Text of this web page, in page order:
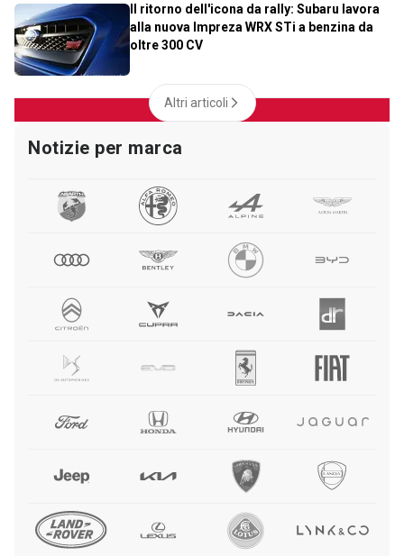
Il ritorno dell'icona da rally: Subaru lavora
alla nuova Impreza WRX STi a benzina da
oltre 300 CV
Altri articoli
Notizie per marca